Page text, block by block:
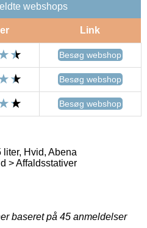
webshops
Link
Besøg webshop
Besøg webshop
Besøg webshop
liter, Hvid, Abena
> Affaldsstativer
baseret på 45 anmeldelser